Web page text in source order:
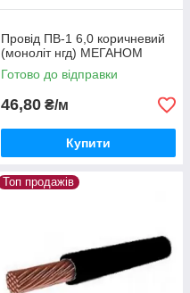
Провід ПВ-1 6,0 коричневий
(моноліт нгд) МЕГАНОМ
Готово до відправки
46,80 ₴/м
Купити
Топ продажів